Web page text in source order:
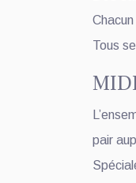
Tous
pair